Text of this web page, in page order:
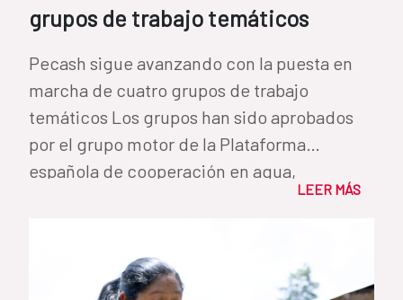
grupos de trabajo temáticos
Pecash sigue avanzando con la puesta en
marcha de cuatro grupos de trabajo
temáticos Los grupos han sido aprobados
por el grupo motor de la Plataforma
española de cooperación en agua,
LEER MÁS